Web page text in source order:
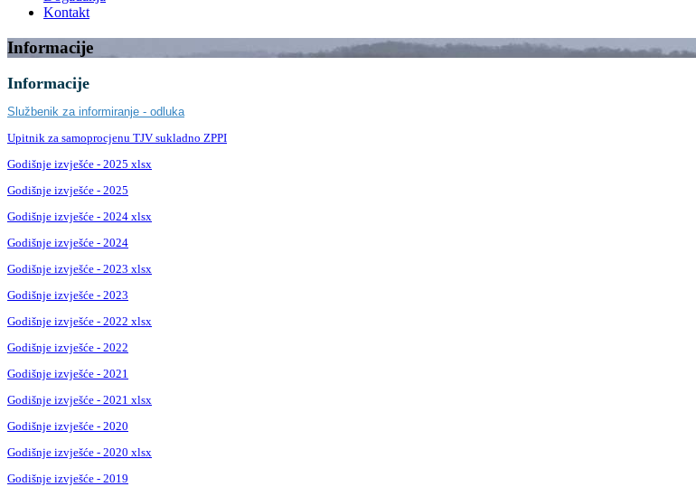
Kontakt
Informacije
Informacije
Službenik za informiranje - odluka
Upitnik za samoprocjenu TJV sukladno ZPPI
Godišnje izvješće - 2025 xlsx
Godišnje izvješće - 2025
Godišnje izvješće - 2024 xlsx
Godišnje izvješće - 2024
Godišnje izvješće - 2023 xlsx
Godišnje izvješće - 2023
Godišnje izvješće - 2022 xlsx
Godišnje izvješće - 2022
Godišnje izvješće - 2021
Godišnje izvješće - 2021 xlsx
Godišnje izvješće - 2020
Godišnje izvješće - 2020 xlsx
Godišnje izvješće - 2019